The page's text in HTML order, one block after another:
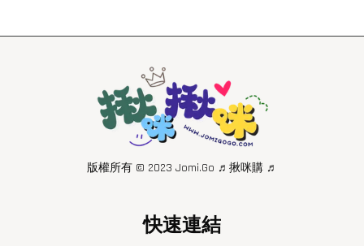
版權所有 © 2023 Jomi.Go ♬揪咪購 ♬
快速連結